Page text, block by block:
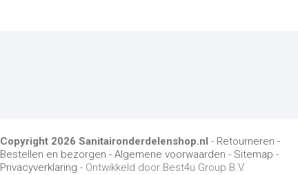
Copyright 2026 Sanitaironderdelenshop.nl - Retourneren -
Bestellen en bezorgen -Algemene voorwaarden - Sitemap -
Privacyverklaring - Ontwikkeld door Best4u Group B.V.